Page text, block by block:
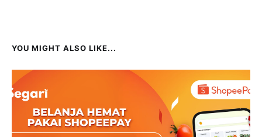
YOU MIGHT ALSO LIKE...